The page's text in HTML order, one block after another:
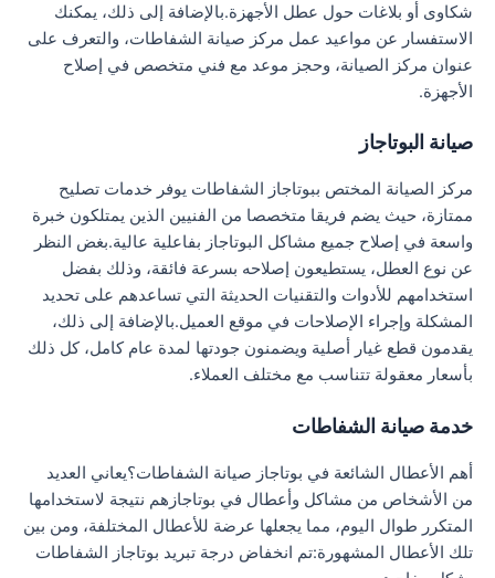
شكاوى أو بلاغات حول عطل الأجهزة.بالإضافة إلى ذلك، يمكنك
الاستفسار عن مواعيد عمل مركز صيانة الشفاطات، والتعرف على
عنوان مركز الصيانة، وحجز موعد مع فني متخصص في إصلاح
الأجهزة.
صيانة البوتاجاز
مركز الصيانة المختص ببوتاجاز الشفاطات يوفر خدمات تصليح
ممتازة، حيث يضم فريقا متخصصا من الفنيين الذين يمتلكون خبرة
واسعة في إصلاح جميع مشاكل البوتاجاز بفاعلية عالية.بغض النظر
عن نوع العطل، يستطيعون إصلاحه بسرعة فائقة، وذلك بفضل
استخدامهم للأدوات والتقنيات الحديثة التي تساعدهم على تحديد
المشكلة وإجراء الإصلاحات في موقع العميل.بالإضافة إلى ذلك،
يقدمون قطع غيار أصلية ويضمنون جودتها لمدة عام كامل، كل ذلك
بأسعار معقولة تتناسب مع مختلف العملاء.
خدمة صيانة الشفاطات
أهم الأعطال الشائعة في بوتاجاز صيانة الشفاطات؟يعاني العديد
من الأشخاص من مشاكل وأعطال في بوتاجازهم نتيجة لاستخدامها
المتكرر طوال اليوم، مما يجعلها عرضة للأعطال المختلفة، ومن بين
تلك الأعطال المشهورة:تم انخفاض درجة تبريد بوتاجاز الشفاطات